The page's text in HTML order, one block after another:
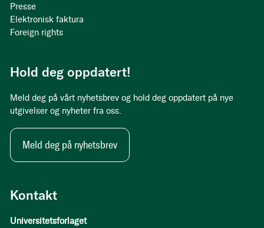
Kontakt
Universitetsforlaget
Presse
Elektronisk faktura
Foreign rights
Hold deg oppdatert!
Meld deg på vårt nyhetsbrev og hold deg oppdatert på nye
utgivelser og nyheter fra oss.
Meld deg på nyhetsbrev